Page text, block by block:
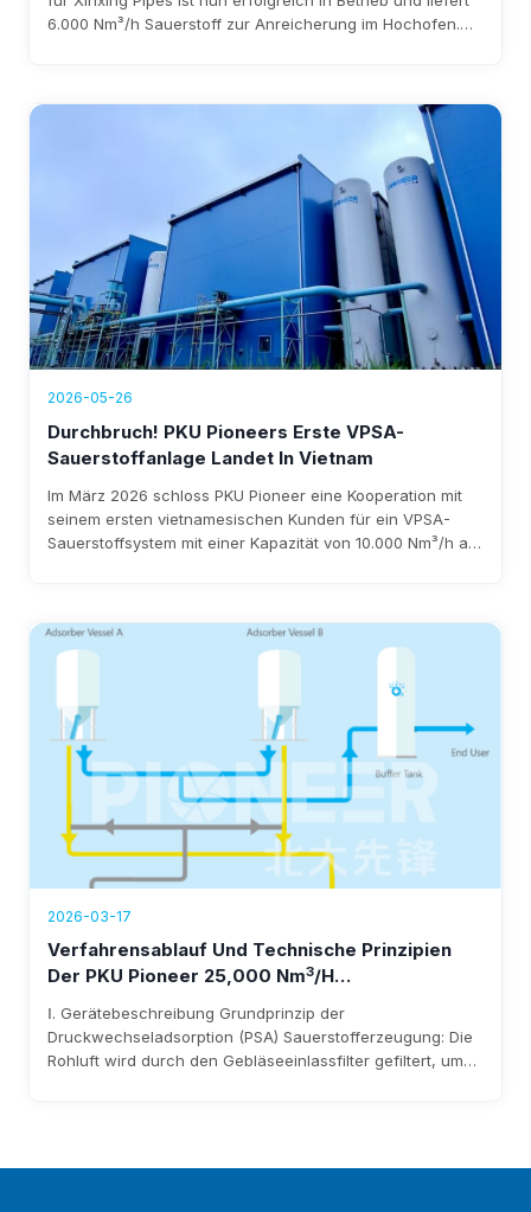
6.000 Nm³/h Sauerstoff zur Anreicherung im Hochofen.
Investition voraussichtlich innerhalb von drei Jahren
2026-05-26
Durchbruch! PKU Pioneers Erste VPSA-
Sauerstoffanlage Landet In Vietnam
Im März 2026 schloss PKU Pioneer eine Kooperation mit
seinem ersten vietnamesischen Kunden für ein VPSA-
Sauerstoffsystem mit einer Kapazität von 10.000 Nm³/h ab.
Stromverbrauch von unter 0,3 kWh/Nm³ und jährliche
Einsparungen von 1,5 Millionen US-Dollar.
2026-03-17
Verfahrensablauf Und Technische Prinzipien
Der PKU Pioneer 25,000 Nm3/h
Ⅰ. Gerätebeschreibung Grundprinzip der
Druckwechseladsorption (PSA) Sauerstofferzeugung: Die
Rohluft wird durch den Gebläseeinlassfilter gefiltert, um